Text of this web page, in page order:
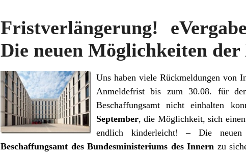
Fristverlängerung!
Die neuen Möglichkeiten der
Uns haben viele Rückmeldungen von
Anmeldefrist bis zum 30.08. für
Beschaffungsamt nicht einhalten
September, die Möglichkeit, sich
endlich kinderleicht! – Die
Beschaffungsamt des Bundesministeriums des Innern zu